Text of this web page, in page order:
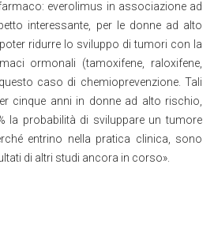
everolimus in associazione ad
interessante, per le donne ad alto
ridurre lo sviluppo di tumori con la
ormonali (tamoxifene, raloxifene,
caso di chemioprevenzione. Tali
cinque anni in donne ad alto rischio,
la probabilità di sviluppare un tumore
entrino nella pratica clinica, sono
di altri studi ancora in corso».